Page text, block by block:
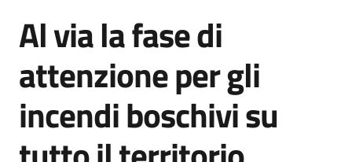
Novità
Menu selezionato
Servizi
Vivere
Salta al contenuto
Al via la fase di
attenzione per gli
incendi boschivi su